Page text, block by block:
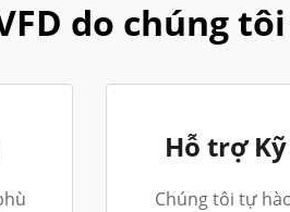
do chúng tôi
Hỗ trợ
Chúng tôi tự